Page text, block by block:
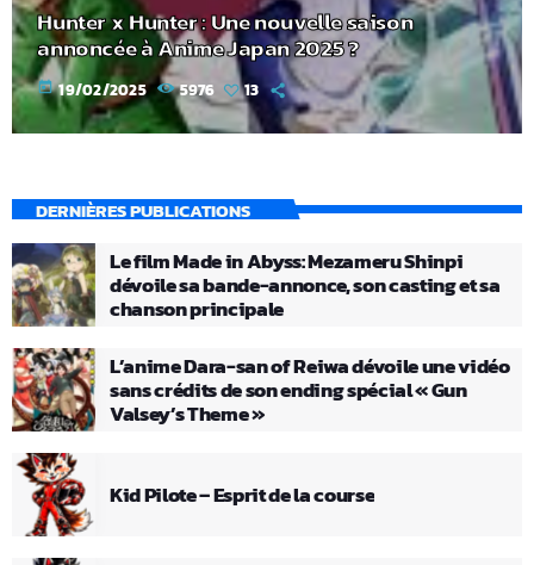
Hunter x Hunter : Une nouvelle saison
annoncée à Anime Japan 2025 ?
today 19/02/2025 5976 13
DERNIÈRES PUBLICATIONS
Le film Made in Abyss: Mezameru Shinpi
dévoile sa bande-annonce, son casting et sa
chanson principale
L’anime Dara-san of Reiwa dévoile une vidéo
sans crédits de son ending spécial « Gun
Valsey’s Theme »
Kid Pilote – Esprit de la course